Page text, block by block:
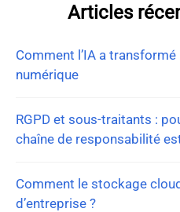
Articles
Comment l’IA a transformé
numérique
RGPD et sous-traitants :
chaîne de responsabilité
Comment le stockage
d’entreprise ?